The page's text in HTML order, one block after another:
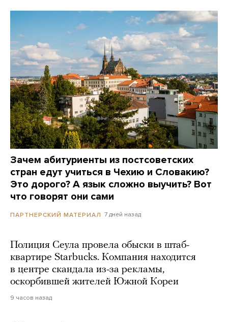
Зачем абитуриенты из постсоветских
стран едут учиться в Чехию и Словакию?
Это дорого? А язык сложно выучить? Вот
что говорят они сами
ПАРТНЕРСКИЙ МАТЕРИАЛ 7 дней назад
Полиция Сеула провела обыски в штаб-
квартире Starbucks. Компания находится
в центре скандала из-за рекламы,
оскорбившей жителей Южной Кореи
9 часов назад